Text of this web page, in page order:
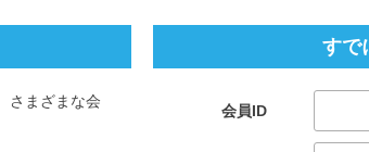
すで
会員ID
さまざまな会